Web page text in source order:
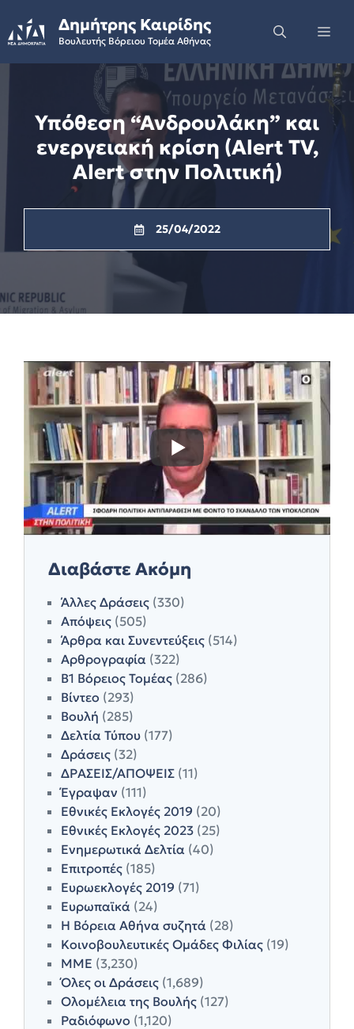
to
content
Δημήτρης Καιρίδης
Βουλευτής Βόρειου Τομέα Αθήνας
Υπόθεση “Ανδρουλάκη” και
ενεργειακή κρίση (Alert TV,
Alert στην Πολιτική)
25/04/2022
Διαβάστε Ακόμη
Άλλες Δράσεις (330)
Απόψεις (505)
Άρθρα και Συνεντεύξεις (514)
Αρθρογραφία (322)
Β1 Βόρειος Τομέας (286)
Βίντεο (293)
Βουλή (285)
Δελτία Τύπου (177)
Δράσεις (32)
ΔΡΑΣΕΙΣ/ΑΠΟΨΕΙΣ (11)
Έγραψαν (111)
Εθνικές Εκλογές 2019 (20)
Εθνικές Εκλογές 2023 (25)
Ενημερωτικά Δελτία (40)
Επιτροπές (185)
Ευρωεκλογές 2019 (71)
Ευρωπαϊκά (24)
Η Βόρεια Αθήνα συζητά (28)
Κοινοβουλευτικές Ομάδες Φιλίας (19)
ΜΜΕ (3,230)
Όλες οι Δράσεις (1,689)
Ολομέλεια της Βουλής (127)
Ραδιόφωνο (1,120)